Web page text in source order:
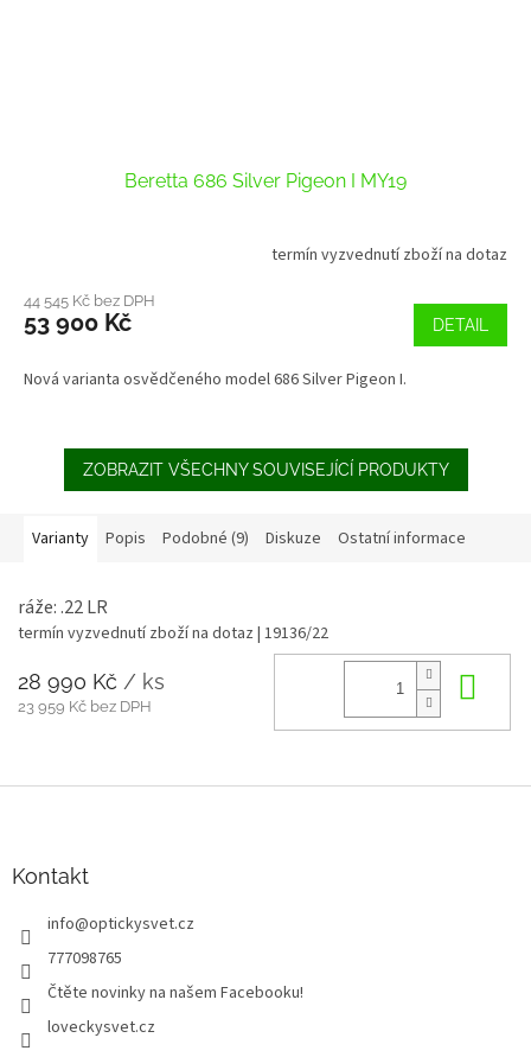
Beretta 686 Silver Pigeon I MY19
termín vyzvednutí zboží na dotaz
44 545 Kč bez DPH
53 900 Kč DETAIL
Nová varianta osvědčeného model 686 Silver Pigeon I.
ZOBRAZIT VŠECHNY SOUVISEJÍCÍ PRODUKTY
Varianty Popis Podobné (9) Diskuze Ostatní informace
ráže: .22 LR
termín vyzvednutí zboží na dotaz | 19136/22
28 990 Kč / ks
23 959 Kč bez DPH
Kontakt
info@optickysvet.cz
777098765
Čtěte novinky na našem Facebooku!
loveckysvet.cz